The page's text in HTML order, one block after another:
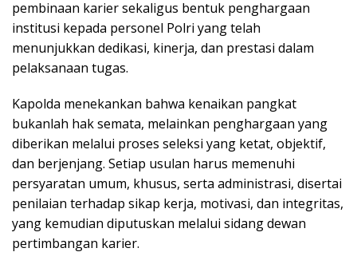
pembinaan karier sekaligus bentuk penghargaan
institusi kepada personel Polri yang telah
menunjukkan dedikasi, kinerja, dan prestasi dalam
pelaksanaan tugas.
Kapolda menekankan bahwa kenaikan pangkat
bukanlah hak semata, melainkan penghargaan yang
diberikan melalui proses seleksi yang ketat, objektif,
dan berjenjang. Setiap usulan harus memenuhi
persyaratan umum, khusus, serta administrasi, disertai
penilaian terhadap sikap kerja, motivasi, dan integritas,
yang kemudian diputuskan melalui sidang dewan
pertimbangan karier.